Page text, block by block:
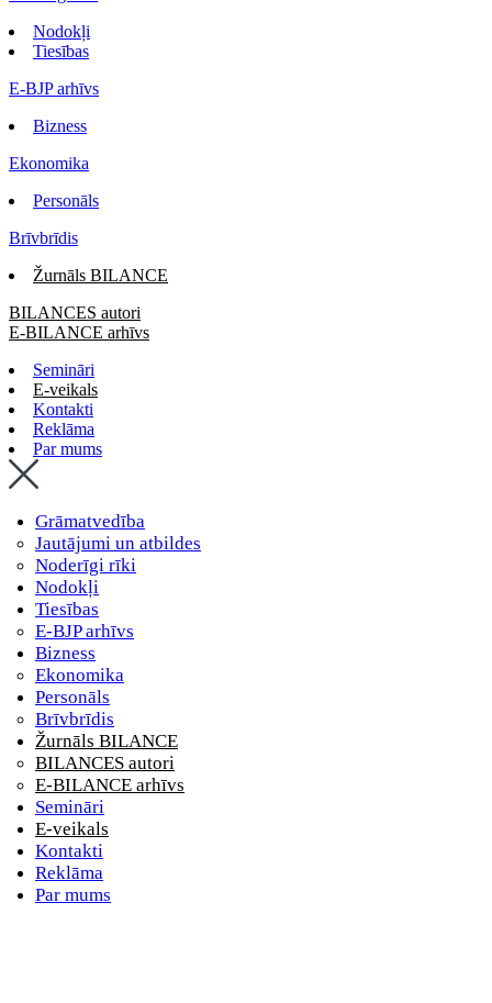
Nodokļi
Tiesības
E-BJP arhīvs
Bizness
Ekonomika
Personāls
Brīvbrīdis
Žurnāls BILANCE
BILANCES autori
E-BILANCE arhīvs
Semināri
E-veikals
Kontakti
Reklāma
Par mums
Grāmatvedība
Jautājumi un atbildes
Noderīgi rīki
Nodokļi
Tiesības
E-BJP arhīvs
Bizness
Ekonomika
Personāls
Brīvbrīdis
Žurnāls BILANCE
BILANCES autori
E-BILANCE arhīvs
Semināri
E-veikals
Kontakti
Reklāma
Par mums